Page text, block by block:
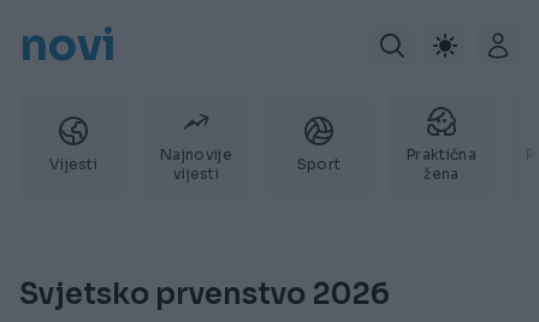
novi
Vijesti
Najnovije
vijesti
Sport
Praktična
žena
Svjetsko prvenstvo 2026